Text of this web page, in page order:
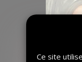
Ce site